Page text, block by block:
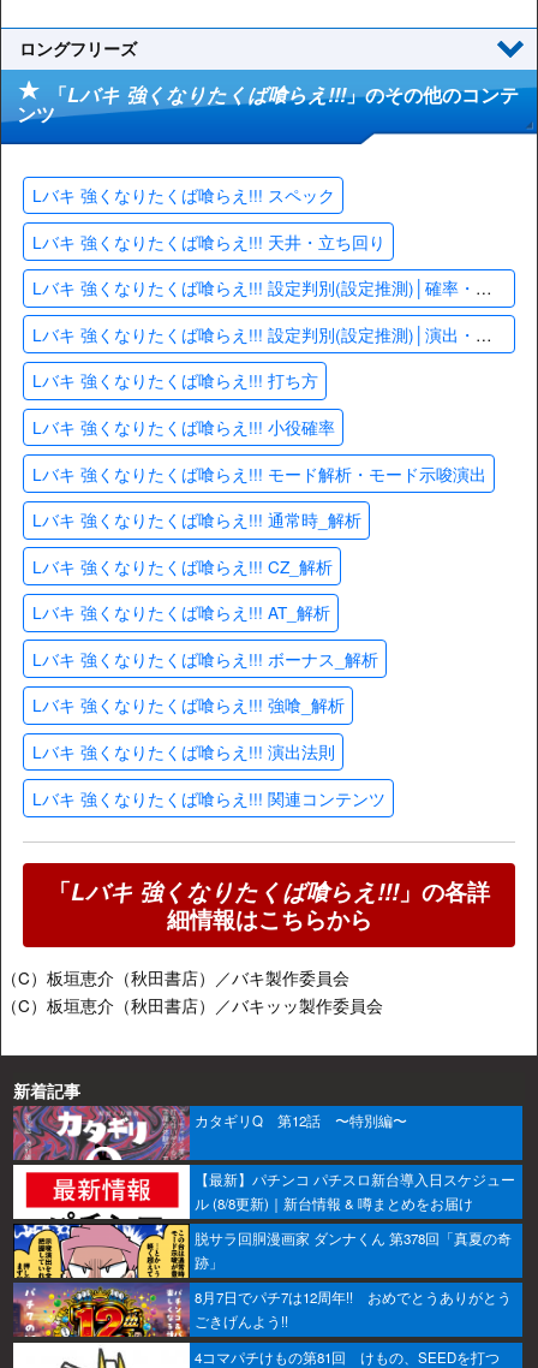
ロングフリーズ
「Lバキ 強くなりたくば喰らえ!!!」のその他のコンテ
ンツ
Lバキ 強くなりたくば喰らえ!!! スペック
Lバキ 強くなりたくば喰らえ!!! 天井・立ち回り
Lバキ 強くなりたくば喰らえ!!! 設定判別(設定推測)│確率・数値
Lバキ 強くなりたくば喰らえ!!! 設定判別(設定推測)│演出・終了画面
Lバキ 強くなりたくば喰らえ!!! 打ち方
Lバキ 強くなりたくば喰らえ!!! 小役確率
Lバキ 強くなりたくば喰らえ!!! モード解析・モード示唆演出
Lバキ 強くなりたくば喰らえ!!! 通常時_解析
Lバキ 強くなりたくば喰らえ!!! CZ_解析
Lバキ 強くなりたくば喰らえ!!! AT_解析
Lバキ 強くなりたくば喰らえ!!! ボーナス_解析
Lバキ 強くなりたくば喰らえ!!! 強喰_解析
Lバキ 強くなりたくば喰らえ!!! 演出法則
Lバキ 強くなりたくば喰らえ!!! 関連コンテンツ
「Lバキ 強くなりたくば喰らえ!!!」の各詳
細情報はこちらから
（C）板垣恵介（秋田書店）／バキ製作委員会
（C）板垣恵介（秋田書店）／バキッッ製作委員会
新着記事
カタギリQ 第12話 〜特別編〜
【最新】パチンコ パチスロ新台導入日スケジュー
ル (8/8更新)｜新台情報 & 噂まとめをお届け
脱サラ回胴漫画家 ダンナくん 第378回「真夏の奇
跡」
8月7日でパチ7は12周年!! おめでとうありがとう
ごきげんよう!!
4コマパチけもの第81回 けもの、SEEDを打つ